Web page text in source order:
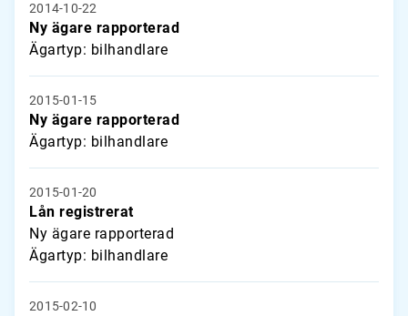
2014-10-22
Ny ägare rapporterad
Ägartyp: bilhandlare
2015-01-15
Ny ägare rapporterad
Ägartyp: bilhandlare
2015-01-20
Lån registrerat
Ny ägare rapporterad
Ägartyp: bilhandlare
2015-02-10